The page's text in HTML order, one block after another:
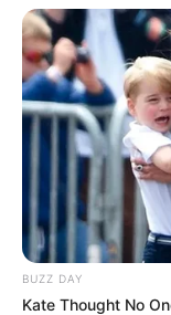
BUZZ DAY
Kate Thought No